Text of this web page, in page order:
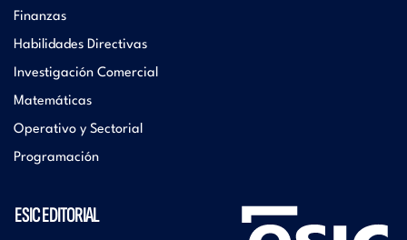
Finanzas
Habilidades Directivas
Investigación Comercial
Matemáticas
Operativo y Sectorial
Programación
ESIC EDITORIAL